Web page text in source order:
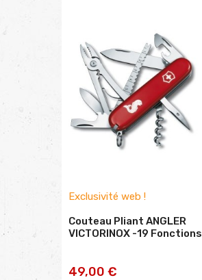
Exclusivité web !
Couteau Pliant ANGLER
VICTORINOX -19 Fonctions
49,00 €AJOUTER AU